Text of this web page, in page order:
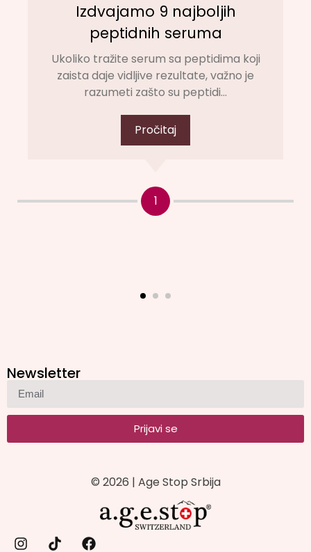
1
Izdvajamo 9 najboljih
peptidnih seruma
Ukoliko tražite serum sa peptidima koji
zaista daje vidljive rezultate, važno je
razumeti zašto su peptidi...
Pročitaj
Newsletter
Prijavi se
© 2026 | Age Stop Srbija